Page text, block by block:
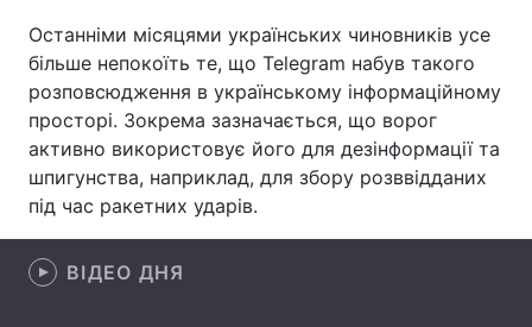
Відео з Youtube Статті
Інтерв'ю
Архів Вакансії
Контакти
Останніми місяцями українських чиновників усе
більше непокоїть те, що Telegram набув такого
розповсюдження в українському інформаційному
просторі. Зокрема зазначається, що ворог
активно використовує його для дезінформації та
шпигунства, наприклад, для збору розввідданих
під час ракетних ударів.
ВІДЕО ДНЯ